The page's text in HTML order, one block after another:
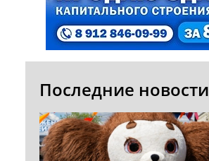
Последние новости